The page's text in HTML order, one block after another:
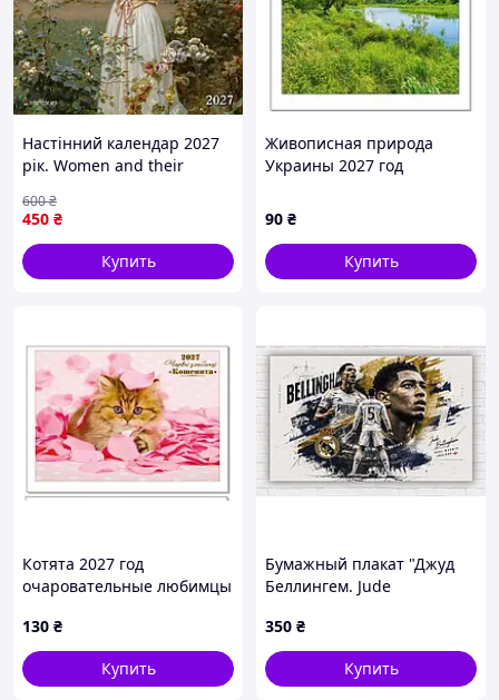
Настінний календар 2027
рік. Women and their
450 ₴
600₴
Купить
Живописная природа
Украины 2027 год
малый квадрат)
90 ₴
Купить
Котята 2027 год
очаровательные любимцы
горизонтальный
перекидной)
130 ₴
Купить
Бумажный плакат "Джуд
Беллингем. Jude
120х75 см
350 ₴
Купить